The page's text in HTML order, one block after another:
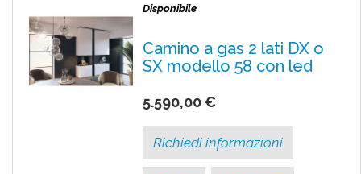
Disponibile
Camino a gas 2 lati DX o
SX modello 58 con led
5.590,00 €
Richiedi informazioni